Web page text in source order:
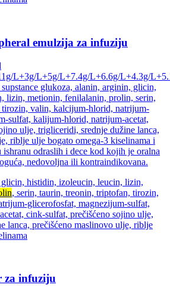
emulzija za infuziju
L+3g/L+5g/L+7.4g/L+6.6g/L+4.3g/
glukoza, alanin, arginin, glicin,
lizin, metionin, fenilalanin, prolin, serin,
valin, kalcijum-hlorid, natrijum-
sulfat, kalijum-hlorid, natrijum-acetat,
ulje, trigliceridi, srednje dužine lanca,
riblje ulje bogato omega-3 kiselinama i
ishranu odraslih i dece kod kojih je oralna
nedovoljna ili kontraindikovana.
histidin, izoleucin, leucin, lizin,
, serin, taurin, treonin, triptofan, tirozin,
glicerofosfat, magnezijum-sulfat,
cink-sulfat, prečišćeno sojino ulje,
lanca, prečišćeno maslinovo ulje, riblje
za infuziju